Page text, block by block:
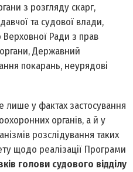
з розгляду скарг,
та судової влади,
Верховної Ради з прав
Державний
покарань, неурядові
лише у фактах застосування
органів, а й у
розслідування таких
щодо реалізації Програми
голови судового відділу